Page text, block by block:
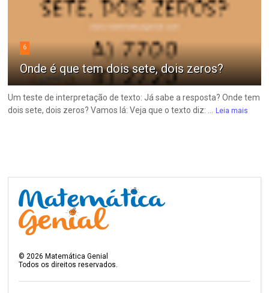
6
Onde é que tem dois sete, dois zeros?
Um teste de interpretação de texto: Já sabe a resposta? Onde tem
dois sete, dois zeros? Vamos lá: Veja que o texto diz: ...
Leia mais
©2026 Matemática Genial
Todos os direitos reservados.